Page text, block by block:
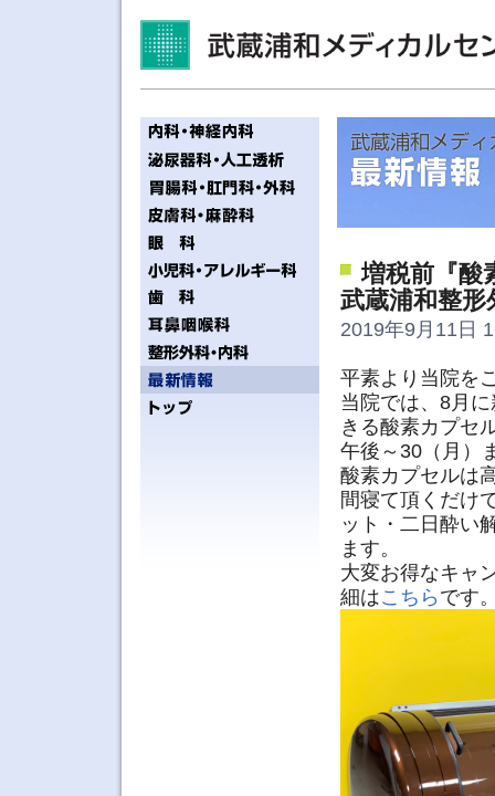
増税前『酸
武蔵浦和整
2019年9月11日
平素より当院を
当院では、8月
きる酸素カプセ
午後～30（月）
酸素カプセルは
間寝て頂くだけ
ット・二日酔い
ます。
大変お得なキャ
細はこちら です